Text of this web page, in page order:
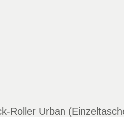
Roller Urban